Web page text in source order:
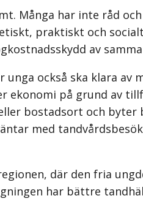
Många har inte råd
praktiskt och
av
också ska klara
ekonomi på grund av
bostadsort och
med
där den fria
har bättre